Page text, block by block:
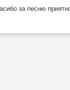
за песню